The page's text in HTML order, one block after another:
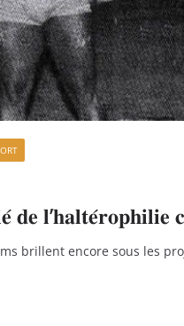
brillent encore sous les